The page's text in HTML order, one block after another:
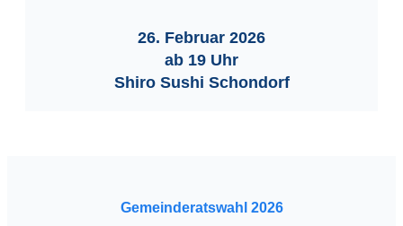
26. Februar 2026
ab 19 Uhr
Shiro Sushi Schondorf
Gemeinderatswahl 2026